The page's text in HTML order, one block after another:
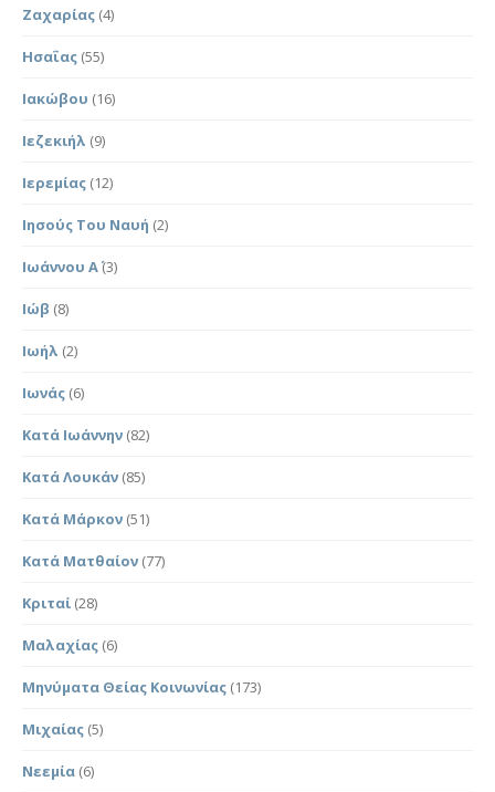
Ζαχαρίας (4)
Ησαΐας (55)
Ιακώβου (16)
Ιεζεκιήλ (9)
Ιερεμίας (12)
Ιησούς Του Ναυή (2)
Ιωάννου Α΄(3)
Ιώβ (8)
Ιωήλ (2)
Ιωνάς (6)
Κατά Ιωάννην (82)
Κατά Λουκάν (85)
Κατά Μάρκον (51)
Κατά Ματθαίον (77)
Κριταί (28)
Μαλαχίας (6)
Μηνύματα Θείας Κοινωνίας (173)
Μιχαίας (5)
Νεεμία (6)